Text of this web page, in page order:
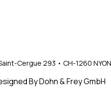
Cergue 293 • CH-1260
By Dohn & Frey GmbH